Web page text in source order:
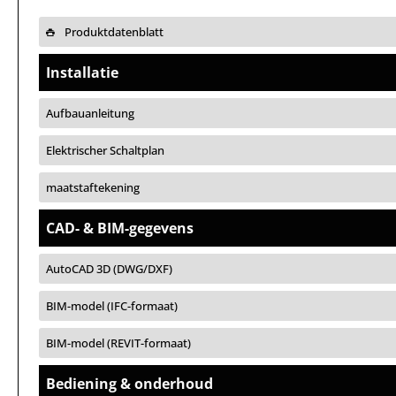
Produktdatenblatt
Installatie
Aufbauanleitung
Elektrischer Schaltplan
maatstaftekening
CAD- & BIM-gegevens
AutoCAD 3D (DWG/DXF)
BIM-model (IFC-formaat)
BIM-model (REVIT-formaat)
Bediening & onderhoud